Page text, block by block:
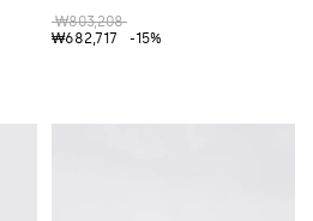
₩803,208
₩682,717
-15%